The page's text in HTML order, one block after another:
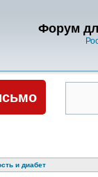
Форум
и диабет